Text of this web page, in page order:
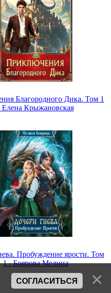
Благородного Дика. Том 1
Елена Крыжановская
Пробуждение ярости. Том
1 - Боярова Мелина
СОГЛАСИТЬСЯ